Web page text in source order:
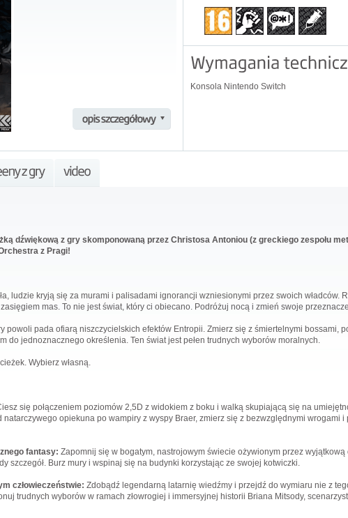
Konsola Nintendo Switch
dźwiękową z gry skomponowaną przez Christosa Antoniou (z greckiego zespołu
z Pragi!
ludzie kryją się za murami i palisadami ignorancji wzniesionymi przez swoich władców.
mas. To nie jest świat, który ci obiecano. Podróżuj nocą i zmień swoje
powoli pada ofiarą niszczycielskich efektów Entropii. Zmierz się z śmiertelnymi bossami,
do jednoznacznego określenia. Ten świat jest pełen trudnych wyborów moralnych.
Wybierz własną.
się połączeniem poziomów 2,5D z widokiem z boku i walką skupiającą się na
natarczywego opiekuna po wampiry z wyspy Braer, zmierz się z bezwzględnymi wrogami
fantasy: Zapomnij się w bogatym, nastrojowym świecie ożywionym przez
szczegół. Burz mury i wspinaj się na budynki korzystając ze swojej kotwiczki.
człowieczeństwie: Zdobądź legendarną latarnię wiedźmy i przejdź do wymiaru nie z
trudnych wyborów w ramach złowrogiej i immersyjnej historii Briana Mitsody,